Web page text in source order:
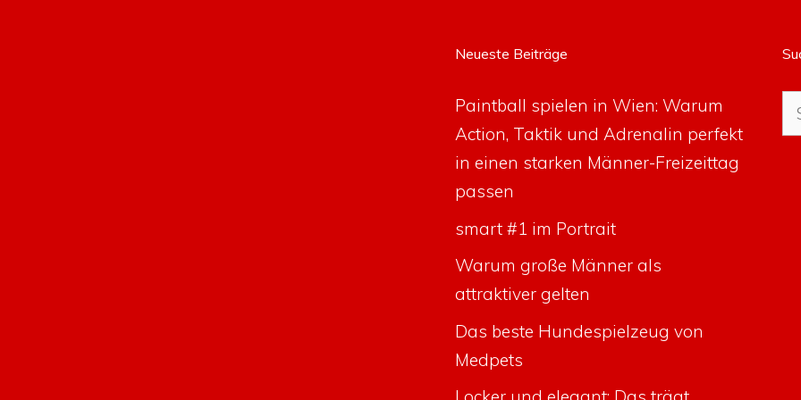
Neueste Beiträge
Paintball spielen in Wien: Warum
Action, Taktik und Adrenalin perfekt
in einen starken Männer-Freizeittag
passen
smart #1 im Portrait
Warum große Männer als
attraktiver gelten
Das beste Hundespielzeug von
Medpets